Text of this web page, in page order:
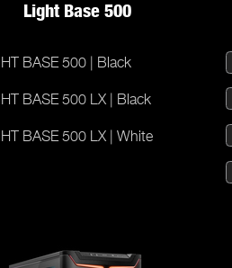
Light Base 500
BASE 500 | Black
BASE 500 LX | Black
BASE 500 LX | White